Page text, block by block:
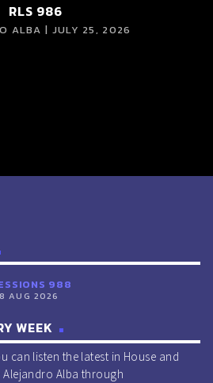
RLS 986
ALBA | JULY 25, 2026
988
AUG 2026
WEEK
can listen the latest in House and
Alejandro Alba through